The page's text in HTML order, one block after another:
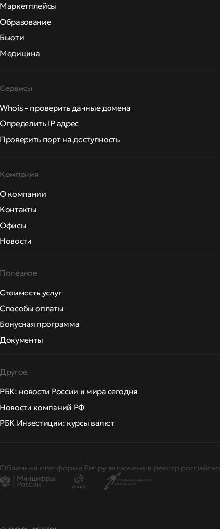
Маркетплейсы
Образование
Бьюти
Медицина
Сервисы
Whois – проверить данные домена
Определить IP адрес
Проверить порт на доступность
Компания
О компании
Контакты
Офисы
Новости
Полезное
Стоимость услуг
Способы оплаты
Бонусная программа
Документы
Другое
РБК: новости России и мира сегодня
Новости компаний РФ
РБК Инвестиции: курсы валют
Облачная платформа Рег.ру включена в реестр